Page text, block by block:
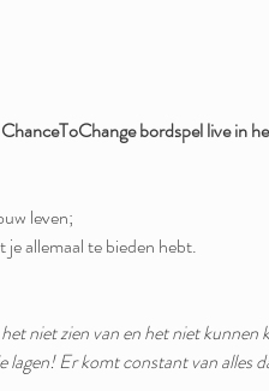
bordspel live in
leven;
allemaal te bieden hebt.
niet zien van en het niet
lagen! Er komt constant van alles